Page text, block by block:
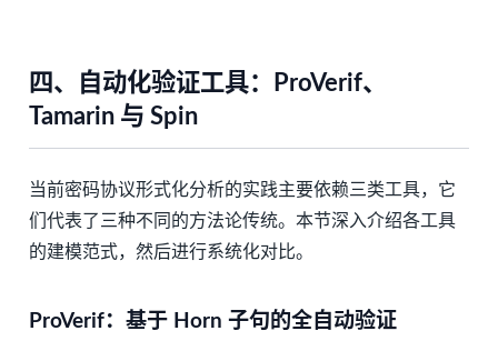
四、自动化验证工具：ProVerif、
Tamarin 与 Spin
当前密码协议形式化分析的实践主要依赖三类工具，它
们代表了三种不同的方法论传统。本节深入介绍各工具
的建模范式，然后进行系统化对比。
ProVerif：基于 Horn 子句的全自动验证